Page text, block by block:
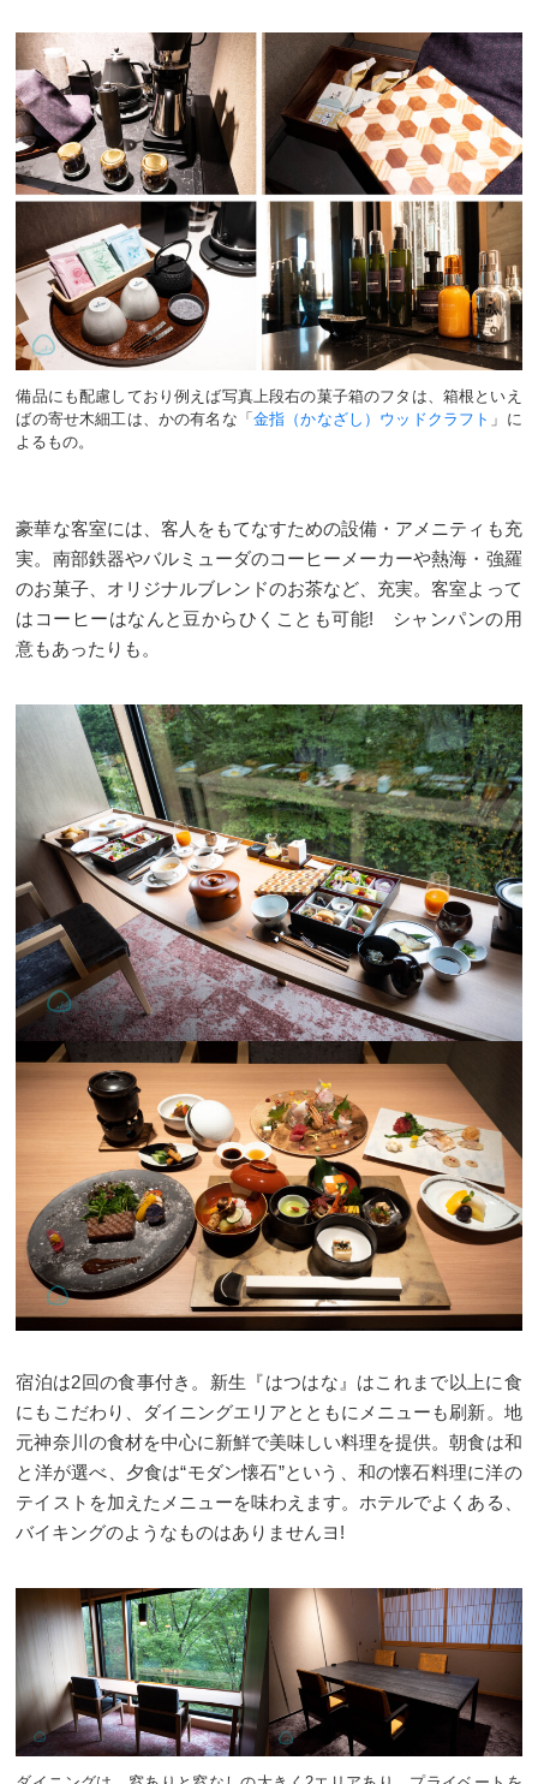
備品にも配慮しており例えば写真上段右の菓子箱のフタは、箱根といえ
ばの寄せ木細工は、かの有名な「金指（かなざし）ウッドクラフト 」に
よるもの。
豪華な客室には、客人をもてなすための設備・アメニティも充
実。南部鉄器やバルミューダのコーヒーメーカーや熱海・強羅
のお菓子、オリジナルブレンドのお茶など、充実。客室よって
はコーヒーはなんと豆からひくことも可能! シャンパンの用
意もあったりも。
宿泊は2回の食事付き。新生『はつはな』はこれまで以上に食
にもこだわり、ダイニングエリアとともにメニューも刷新。地
元神奈川の食材を中心に新鮮で美味しい料理を提供。朝食は和
と洋が選べ、夕食は“モダン懐石”という、和の懐石料理に洋の
テイストを加えたメニューを味わえます。ホテルでよくある、
バイキングのようなものはありませんヨ!